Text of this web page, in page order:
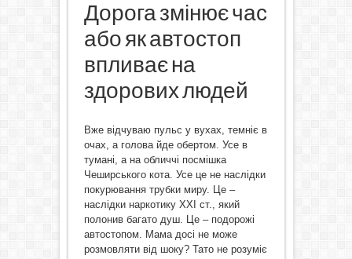
Дорога змінює час
або як автостоп
впливає на
здорових людей
Вже відчуваю пульс у вухах, темніє в
очах, а голова йде обертом. Усе в
тумані, а на обличчі посмішка
Чеширського кота. Усе це не наслідки
покурювання трубки миру. Це –
наслідки наркотику ХХІ ст., який
полонив багато душ. Це – подорожі
автостопом. Мама досі не може
розмовляти від шоку? Тато не розуміє